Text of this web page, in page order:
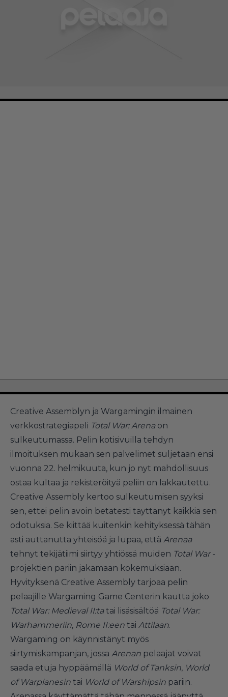
Creative Assemblyn ja Wargamingin ilmainen
verkkostrategiapeli Total War: Arenaon
sulkeutumassa. Pelin kotisivuilla tehdyn
ilmoituksen mukaan sen palvelimet suljetaan ensi
vuonna 22. helmikuuta, kun jo nyt mahdollisuus
ostaa kultaa ja rekisteröityä peliin on lakkautettu.
Creative Assembly kertoo sulkeutumisen syyksi
sen, ettei pelin avoin betatesti täyttänyt kaikkia sen
odotuksia. Se kiittää kuitenkin kehityksessä tähän
asti auttanutta yhteisöä ja lupaa, että Arenaa
tehnyt tekijätiimi siirtyy yhtiössä muiden Total War-
projektien pariin jakamaan kokemuksiaan.
Hyvityksenä Creative Assembly tarjoaa pelin
pelaajille Wargaming Game Centerin kautta joko
Total War: Medieval II:tatai lisäsisältöä Total War:
Warhammeriin, Rome II:een tai Attilaan.
Wargaming on käynnistänyt myös
siirtymiskampanjan, jossa Arenan pelaajat voivat
saada etuja hyppäämällä World of Tanksin, World
of Warplanesin tai World of Warshipsin pariin.